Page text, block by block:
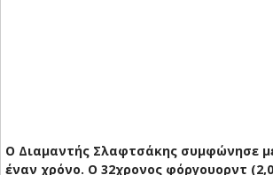
Ο Διαμαντής Σλαφτσάκης συμφώνησε
έναν χρόνο. Ο 32χρονος φόργουορντ